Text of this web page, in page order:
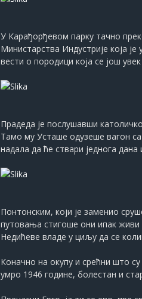
У Карађорђевом парку тачно
Министарства Индустрије која
вести о породици која се још
Прадеда је послушавши
Тамо му Усташе одузеше вагон
надала да ће ствари једнога дана
Понтонским, који је заменио
путовања стигоше они ипак живи
Недићеве владе у циљу да се
Коначно на окупу и срећни што
умро 1946 године, болестан и